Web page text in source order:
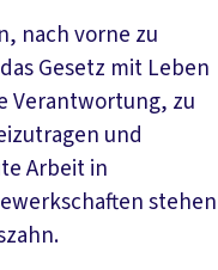
nach vorne zu
Gesetz mit Leben
Verantwortung, zu
und
Arbeit in
stehen